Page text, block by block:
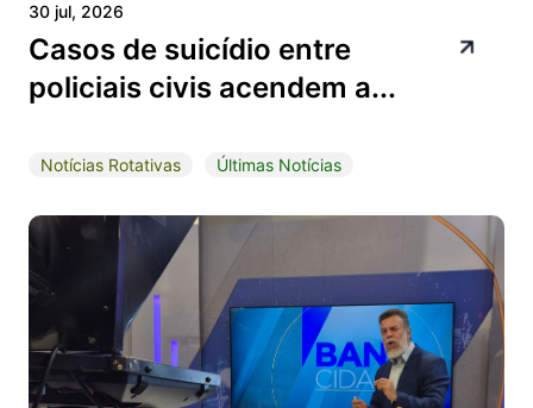
30 jul, 2026
Casos de suicídio entre
policiais civis acendem a...
Notícias Rotativas Últimas Notícias